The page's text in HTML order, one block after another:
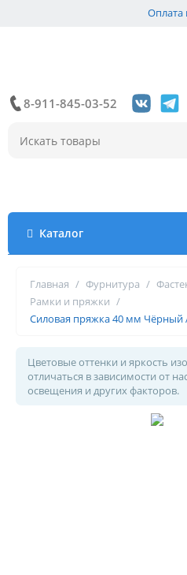
Оплата
8-911-845-03-52
Каталог
Главная / Фурнитура /
Рамки и пряжки /
Силовая пряжка 40 мм Чёрный
Цветовые оттенки и яркость
отличаться в зависимости от
освещения и других факторов.